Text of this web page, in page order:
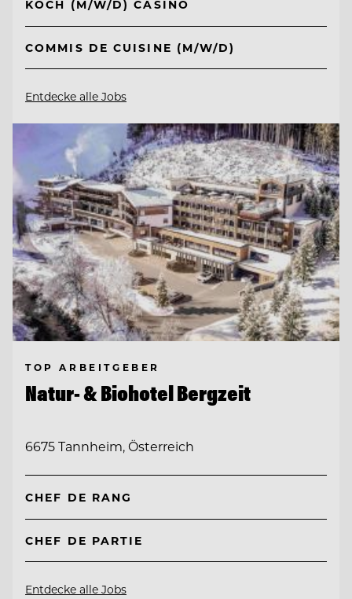
KOCH (M/W/D) CASINO
COMMIS DE CUISINE (M/W/D)
Entdecke alle Jobs
TOP ARBEITGEBER
Natur- & Biohotel Bergzeit
6675 Tannheim, Österreich
CHEF DE RANG
CHEF DE PARTIE
Entdecke alle Jobs